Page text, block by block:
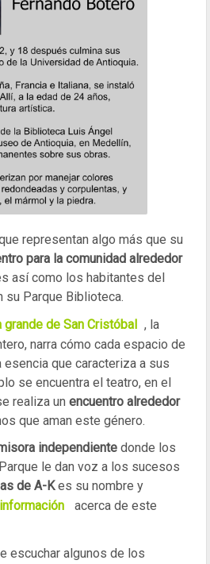
representan algo más que su
para la comunidad alrededor
así como los habitantes del
Parque Biblioteca.
grande de San Cristóbal , la
narra cómo cada espacio de
que caracteriza a sus
se encuentra el teatro, en el
realiza un encuentro alrededor
que aman este género.
independiente donde los
le dan voz a los sucesos
de A-Kes su nombre y
acerca de este
escuchar algunos de los